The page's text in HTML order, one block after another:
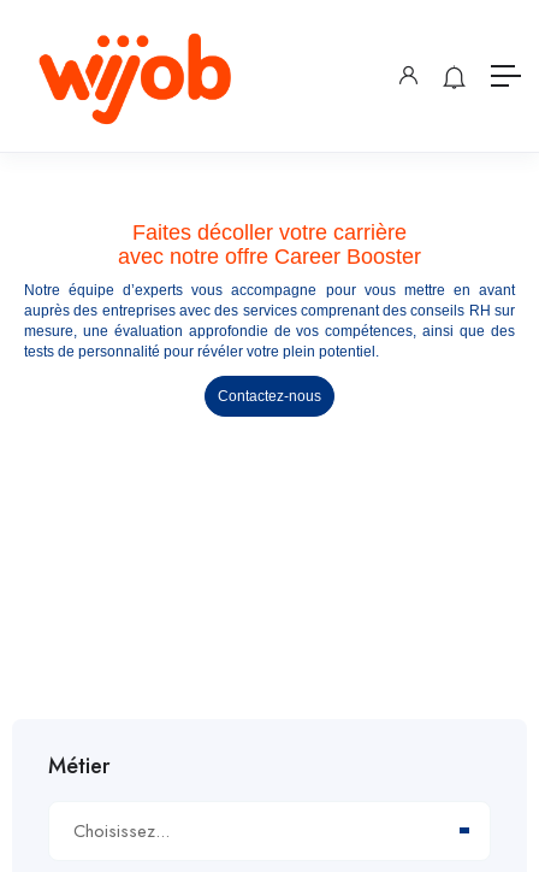
Faites décoller votre carrière
avec notre offre Career Booster
Notre équipe d’experts vous accompagne pour vous mettre en avant
auprès des entreprises avec des services comprenant des conseils RH sur
mesure, une évaluation approfondie de vos compétences, ainsi que des
tests de personnalité pour révéler votre plein potentiel.
Contactez-nous
Métier
Choisissez...